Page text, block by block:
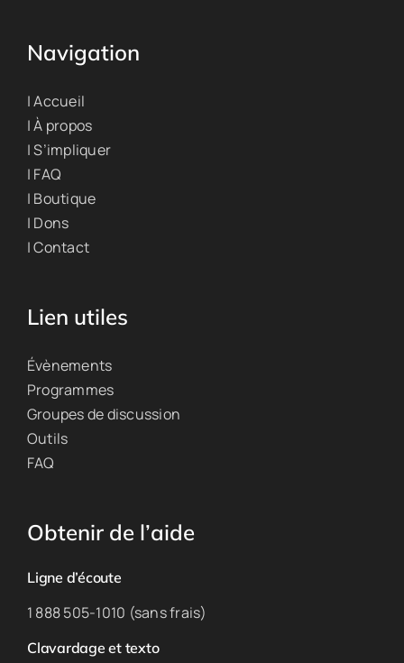
Navigation
| Accueil
| À propos
| S’impliquer
| FAQ
| Boutique
| Dons
| Contact
Lien utiles
Évènements
Programmes
Groupes de discussion
Outils
FAQ
Obtenir de l’aide
Ligne d’écoute
1 888 505-1010 (sans frais)
Clavardage et texto